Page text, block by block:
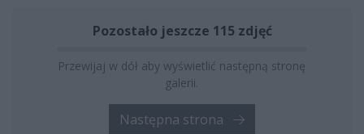
Pozostało jeszcze 115 zdjęć
Przewijaj w dół aby wyświetlić następną stronę
galerii.
Następna strona